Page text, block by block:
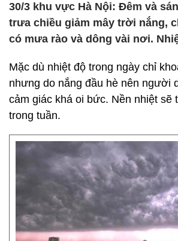
30/3 khu vực Hà Nội: Đêm và
trưa chiều giảm mây trời nắng,
có mưa rào và dông vài nơi.
Mặc dù nhiệt độ trong ngày chỉ
nhưng do nắng đầu hè nên người
cảm giác khá oi bức. Nền nhiệt sẽ
trong tuần.